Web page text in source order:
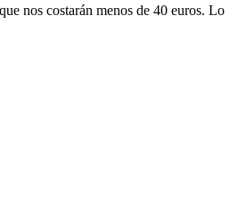
nos costarán menos de 40 euros. Lo